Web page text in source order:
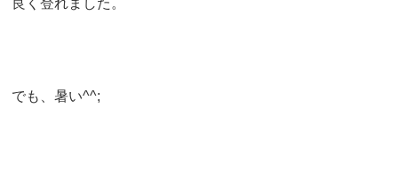
良く登れました。
でも、暑い^^;